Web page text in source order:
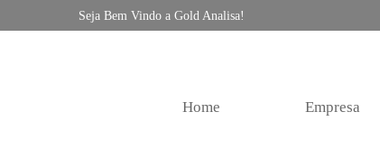
Seja Bem Vindo a Gold Analisa!
Home Empresa